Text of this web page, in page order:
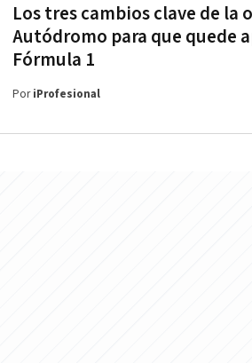
Los tres cambios clave de la
Autódromo para que quede
Fórmula 1
PoriProfesional